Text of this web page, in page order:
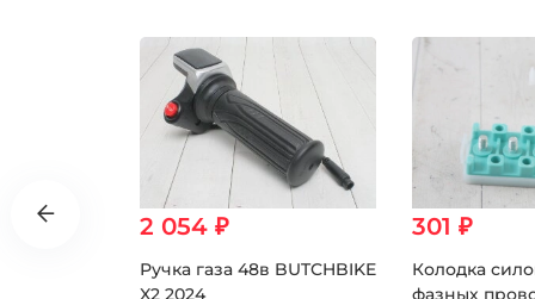
2 054 ₽
Ручка газа 48в BUTCHBIKE
X2 2024
301 ₽
Колодка
фазных